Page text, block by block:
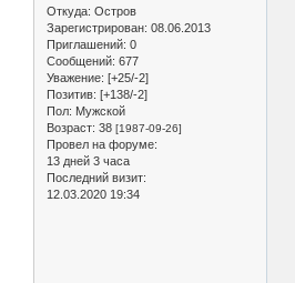
Откуда: Остров
Зарегистрирован: 08.06.2013
Приглашений: 0
Сообщений: 677
Уважение: [+25/-2]
Позитив: [+138/-2]
Пол: Мужской
Возраст: 38 [1987-09-26]
Провел на форуме:
13 дней 3 часа
Последний визит:
12.03.2020 19:34